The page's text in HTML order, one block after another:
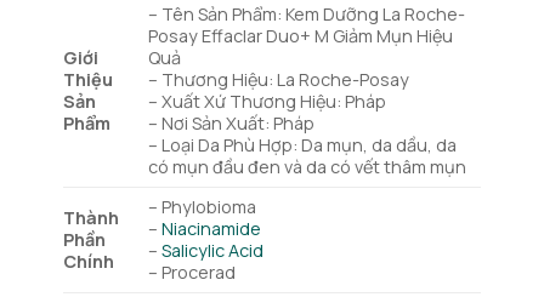
Giới
Thiệu
Sản
Phẩm
– Tên Sản Phẩm: Kem Dưỡng La Roche-
Posay Effaclar Duo+ M Giảm Mụn Hiệu
Quả
– Thương Hiệu: La Roche-Posay
– Xuất Xứ Thương Hiệu: Pháp
– Nơi Sản Xuất: Pháp
– Loại Da Phù Hợp: Da mụn, da dầu, da
có mụn đầu đen và da có vết thâm mụn
Thành
Phần
Chính
– Phylobioma
– Niacinamide
– Salicylic Acid
– Procerad